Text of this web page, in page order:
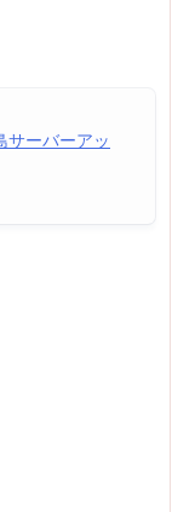
サーバーアッ